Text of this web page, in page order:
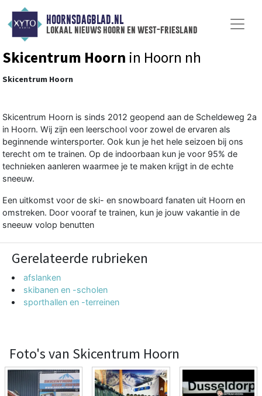
HOORNSDAGBLAD.NL
lokaal nieuws hoorn en west-friesland
Skicentrum Hoorn in Hoorn nh
Skicentrum Hoorn
Skicentrum Hoorn is sinds 2012 geopend aan de Scheldeweg 2a
in Hoorn. Wij zijn een leerschool voor zowel de ervaren als
beginnende wintersporter. Ook kun je het hele seizoen bij ons
terecht om te trainen. Op de indoorbaan kun je voor 95% de
technieken aanleren waarmee je te maken krijgt in de echte
sneeuw.
Een uitkomst voor de ski- en snowboard fanaten uit Hoorn en
omstreken. Door vooraf te trainen, kun je jouw vakantie in de
sneeuw volop benutten
Gerelateerde rubrieken
afslanken
skibanen en -scholen
sporthallen en -terreinen
Foto's van Skicentrum Hoorn